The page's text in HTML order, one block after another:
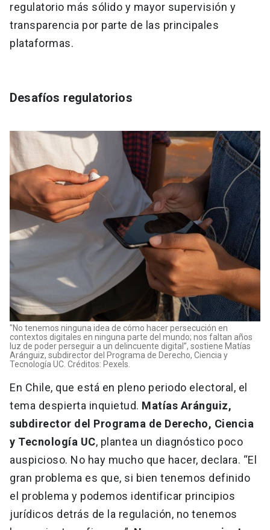
regulatorio más sólido y mayor supervisión y
transparencia por parte de las principales
plataformas.
Desafíos regulatorios
"No tenemos ninguna idea de cómo hacer persecución en
contextos digitales en ninguna parte del mundo; nos faltan años
luz de poder perseguir a un delincuente digital”, sostiene Matías
Aránguiz, subdirector del Programa de Derecho, Ciencia y
Tecnología UC. Créditos: Pexels.
En Chile, que está en pleno periodo electoral, el
tema despierta inquietud. Matías Aránguiz,
subdirector del Programa de Derecho, Ciencia
y Tecnología UC, plantea un diagnóstico poco
auspicioso. No hay mucho que hacer, declara. “El
gran problema es que, si bien tenemos definido
el problema y podemos identificar principios
jurídicos detrás de la regulación, no tenemos